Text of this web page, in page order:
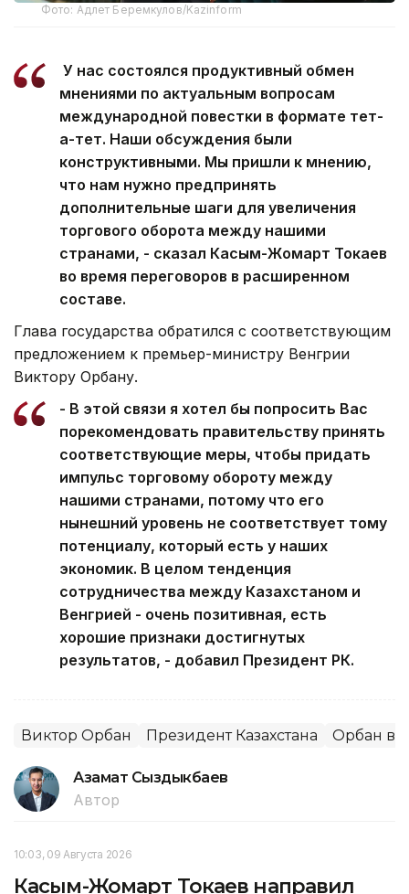
Фото: Адлет Беремкулов/Kazinform
У нас состоялся продуктивный обмен
мнениями по актуальным вопросам
международной повестки в формате тет-
а-тет. Наши обсуждения были
конструктивными. Мы пришли к мнению,
что нам нужно предпринять
дополнительные шаги для увеличения
торгового оборота между нашими
странами, - сказал Касым-Жомарт Токаев
во время переговоров в расширенном
составе.
Глава государства обратился с соответствующим
предложением к премьер-министру Венгрии
Виктору Орбану.
- В этой связи я хотел бы попросить Вас
порекомендовать правительству принять
соответствующие меры, чтобы придать
импульс торговому обороту между
нашими странами, потому что его
нынешний уровень не соответствует тому
потенциалу, который есть у наших
экономик. В целом тенденция
сотрудничества между Казахстаном и
Венгрией - очень позитивная, есть
хорошие признаки достигнутых
результатов, - добавил Президент РК.
Виктор Орбан Президент Казахстана Орбан в
Азамат Сыздыкбаев
Автор
10:03, 09 Августа 2026
Касым-Жомарт Токаев направил